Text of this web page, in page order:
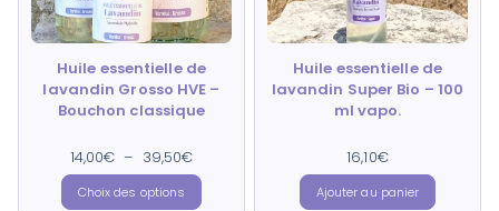
Huile essentielle de
lavandin Grosso HVE –
Bouchon classique
14,00€ – 39,50€
Choix des options
Huile essentielle de
lavandin Super Bio – 100
ml vapo.
Note
4.91
16,10€
Ajouter au panier